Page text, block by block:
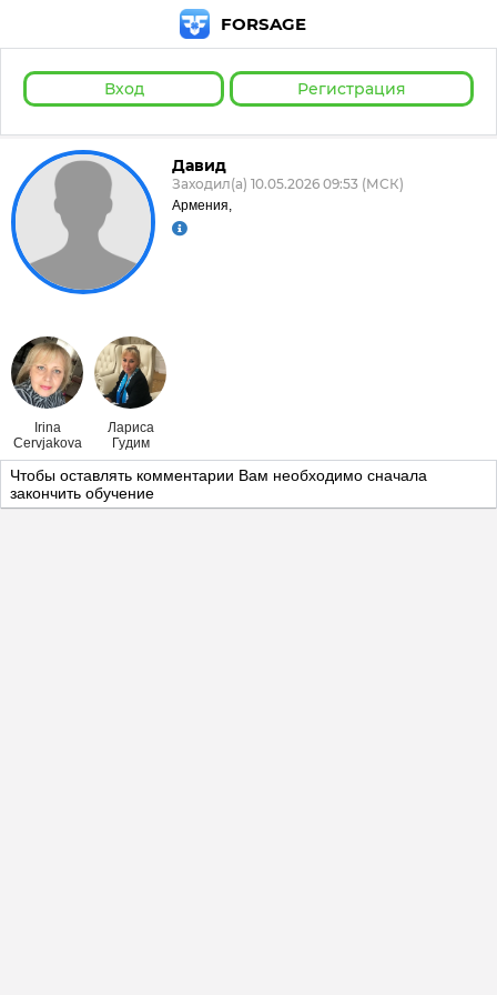
FORSAGE
Вход Регистрация
Давид
Заходил(а) 10.05.2026 09:53 (МСК)
Армения,
Irina
Cervjakova
Лариса
Гудим
Чтобы оставлять комментарии Вам необходимо сначала
закончить обучение